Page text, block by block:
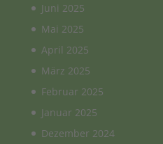
Juni 2025
Mai 2025
April 2025
März 2025
Februar 2025
Januar 2025
Dezember 2024